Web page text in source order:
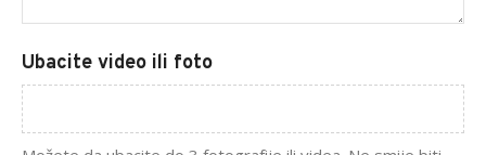
Ubacite video ili foto